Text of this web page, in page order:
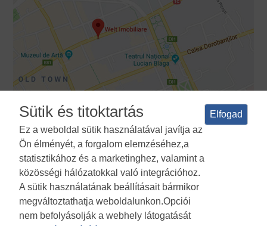
Feltételek és feltételek Adatvédelmi irányelvek
használatának politikája
Cookies Manager ANPC
Sütik és titoktartás
Ez a weboldal sütik használatával javítja az
Ön élményét, a forgalom elemzéséhez,a
statisztikához és a marketinghez, valamint a
közösségi hálózatokkal való integrációhoz.
A sütik használatának beállításait bármikor
megváltoztathatja weboldalunkon.Opciói
nem befolyásolják a webhely látogatását
Elfogad